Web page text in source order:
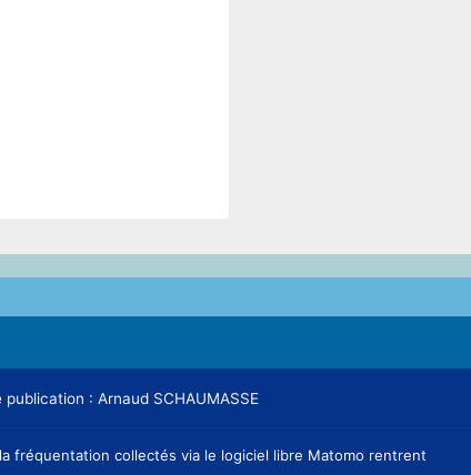
: Arnaud SCHAUMASSE
fréquentation collectés via le logiciel libre Matomo rentrent